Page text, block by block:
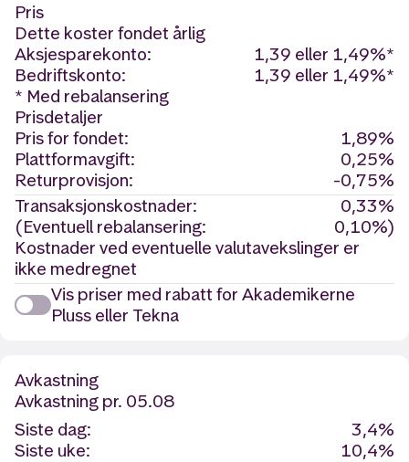
Pris
Dette koster fondet årlig
Aksjesparekonto:
1,39 eller 1,49%*
Bedriftskonto:
1,39 eller 1,49%*
* Med rebalansering
Prisdetaljer
Pris for fondet:
1,89%
Plattformavgift:
0,25%
Returprovisjon:
-0,75%
Transaksjonskostnader:
0,33%
(Eventuell rebalansering:
0,10%)
Kostnader ved eventuelle valutavekslinger er
ikke medregnet
Vis priser med rabatt for Akademikerne
Pluss eller Tekna
Avkastning
Avkastning pr. 05.08
Siste dag:
3,4%
Siste uke:
10,4%